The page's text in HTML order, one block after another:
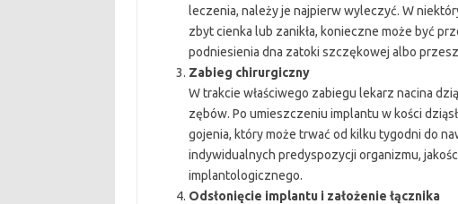
leczenia, należy je najpierw wyleczyć. W
zbyt cienka lub zanikła, konieczne może być
podniesienia dna zatoki szczękowej albo
Zabieg chirurgiczny
W trakcie właściwego zabiegu lekarz nacina
zębów. Po umieszczeniu implantu w kości
gojenia, który może trwać od kilku tygodni do
indywidualnych predyspozycji organizmu,
implantologicznego.
Odsłonięcie implantu i założenie łącznika